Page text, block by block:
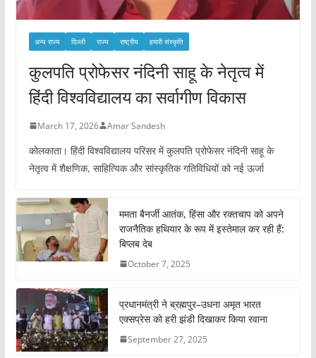
अन्य राज्य दिल्ली राज्य राष्ट्रीय हमारी संस्कृति
कुलपति प्रोफेसर नंदिनी साहू के नेतृत्व में
हिंदी विश्वविद्यालय का सर्वागीण विकास
March 17, 2026 Amar Sandesh
कोलकाता। हिंदी विश्वविद्यालय परिसर में कुलपति प्रोफेसर नंदिनी साहू के
नेतृत्व में शैक्षणिक, साहित्यिक और सांस्कृतिक गतिविधियों को नई ऊर्जा
ममता बैनर्जी आतंक, हिंसा और रक्तचाप को अपने
राजनैतिक हथियार के रूप में इस्तेमाल कर रही हैं:
बिप्लब देब
October 7, 2025
प्रधानमंत्री ने ब्रह्मपुर–उधना अमृत भारत
एक्सप्रेस को हरी झंडी दिखाकर किया रवाना
September 27, 2025